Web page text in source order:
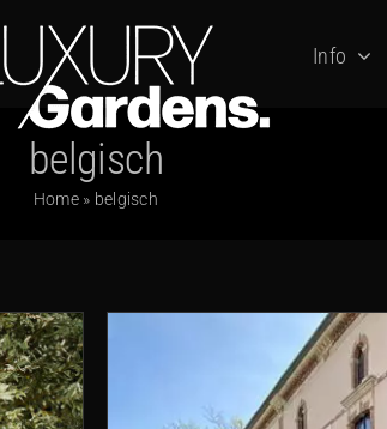
Info
belgisch
Home » belgisch